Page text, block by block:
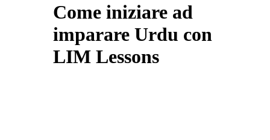
Come iniziare ad
imparare Urdu con
LIM Lessons